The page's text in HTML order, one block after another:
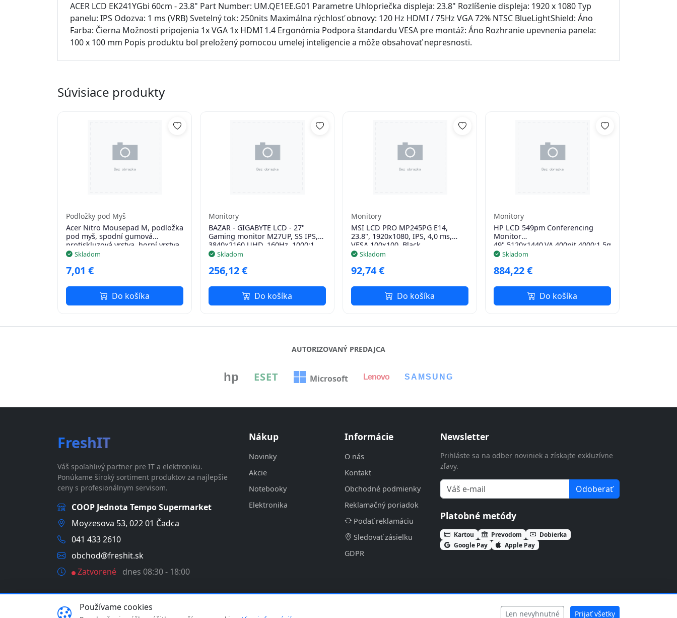
ACER LCD EK241YGbi 60cm - 23.8" Part Number: UM.QE1EE.G01 Parametre Uhlopriečka displeja: 23.8" Rozlíšenie displeja: 1920 x 1080 Typ
panelu: IPS Odozva: 1 ms (VRB) Svetelný tok: 250nits Maximálna rýchlosť obnovy: 120 Hz HDMI / 75Hz VGA 72% NTSC BlueLightShield: Áno
Farba: Čierna Možnosti pripojenia 1x VGA 1x HDMI 1.4 Ergonómia Podpora štandardu VESA pre montáž: Áno Rozhranie upevnenia panela:
100 x 100 mm Popis produktu bol preložený pomocou umelej inteligencie a môže obsahovať nepresnosti.
Súvisiace produkty
Podložky pod Myš
Acer Nitro Mousepad M, podložka
pod myš, spodní gumová
protiskluzová vrstva, horní vrstva
polyester s potiskem, 350 x 260 x
Skladom
7,01 €
Do košíka
Monitory
BAZAR - GIGABYTE LCD - 27"
Gaming monitor M27UP, SS IPS,
3840x2160 UHD, 160Hz, 1000:1,
350cd/m2, 1ms, 2xHDMI, 1xDP -
Skladom
256,12 €
Do košíka
Monitory
MSI LCD PRO MP245PG E14,
23.8", 1920x1080, IPS, 4,0 ms,
VESA 100x100, Black
Skladom
92,74 €
Do košíka
Monitory
HP LCD 549pm Conferencing
Monitor
49",5120x1440,VA,400nit,4000:1,5ms,DP1.4,HDMI
2.0,4xUSB,2xUSB-
Skladom
884,22 €
Do košíka
AUTORIZOVANÝ PREDAJCA
hp ESET Microsoft Lenovo SAMSUNG
FreshIT
Váš spoľahlivý partner pre IT a elektroniku.
Ponúkame široký sortiment produktov za najlepšie
ceny s profesionálnym servisom.
COOP Jednota Tempo Supermarket
Moyzesova 53, 022 01 Čadca
041 433 2610
obchod@freshit.sk
Zatvorené dnes 08:30 - 18:00
Nákup
Novinky
Akcie
Notebooky
Elektronika
Informácie
O nás
Kontakt
Obchodné podmienky
Reklamačný poriadok
Podať reklamáciu
Sledovať zásielku
GDPR
Newsletter
Prihláste sa na odber noviniek a získajte exkluzívne
zľavy.
Odoberať
Platobné metódy
Kartou Prevodom
Dobierka
Google Pay
Apple Pay
© 2026 FreshIT - MP Comp s.r.o. | IČO: 46358935 | v2.3.7 Ochrana súkromiaCookies
Používame cookies
Len nevyhnutné Prijať všetky